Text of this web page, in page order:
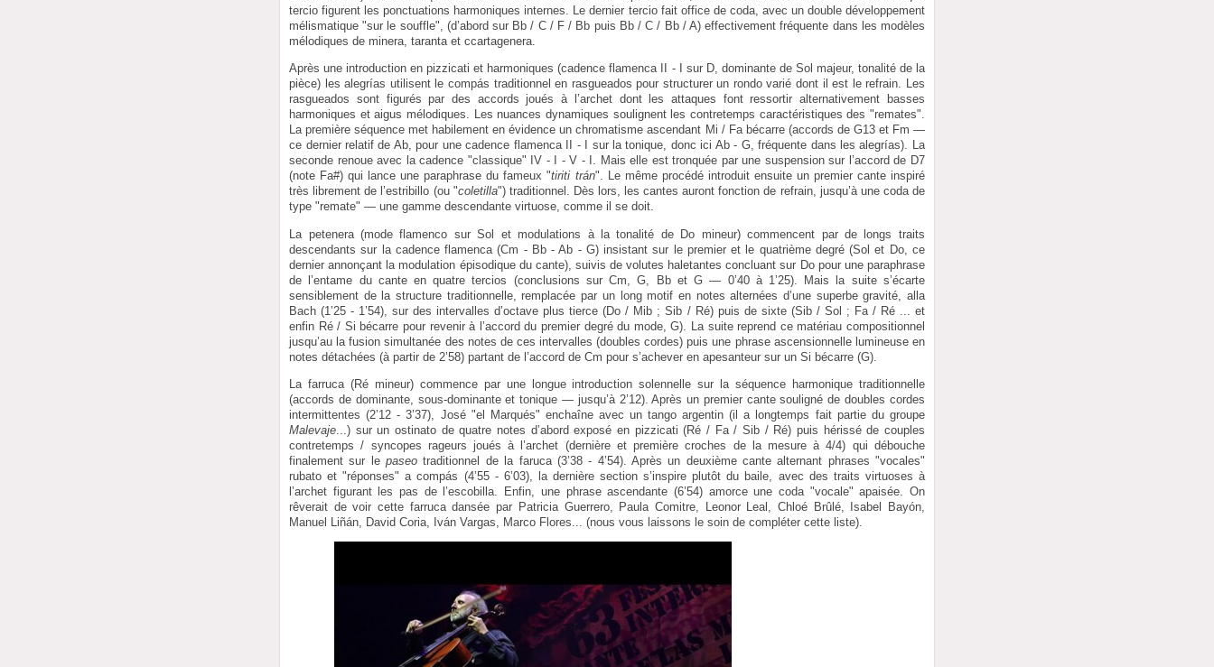
tercio figurent les ponctuations harmoniques internes. Le dernier tercio fait office de coda, avec un double développement
mélismatique "sur le souffle", (d’abord sur Bb / C / F / Bb puis Bb / C / Bb / A) effectivement fréquente dans les modèles
mélodiques de minera, taranta et ccartagenera.
Après une introduction en pizzicati et harmoniques (cadence flamenca II - I sur D, dominante de Sol majeur, tonalité de la
pièce) les alegrías utilisent le compás traditionnel en rasgueados pour structurer un rondo varié dont il est le refrain. Les
rasgueados sont figurés par des accords joués à l’archet dont les attaques font ressortir alternativement basses
harmoniques et aigus mélodiques. Les nuances dynamiques soulignent les contretemps caractéristiques des "remates".
La première séquence met habilement en évidence un chromatisme ascendant Mi / Fa bécarre (accords de G13 et Fm —
ce dernier relatif de Ab, pour une cadence flamenca II - I sur la tonique, donc ici Ab - G, fréquente dans les alegrías). La
seconde renoue avec la cadence "classique" IV - I - V - I. Mais elle est tronquée par une suspension sur l’accord de D7
(note Fa#) qui lance une paraphrase du fameux "tiriti trán". Le même procédé introduit ensuite un premier cante inspiré
très librement de l’estribillo (ou "coletilla") traditionnel. Dès lors, les cantes auront fonction de refrain, jusqu’à une coda de
type "remate" — une gamme descendante virtuose, comme il se doit.
La petenera (mode flamenco sur Sol et modulations à la tonalité de Do mineur) commencent par de longs traits
descendants sur la cadence flamenca (Cm - Bb - Ab - G) insistant sur le premier et le quatrième degré (Sol et Do, ce
dernier annonçant la modulation épisodique du cante), suivis de volutes haletantes concluant sur Do pour une paraphrase
de l’entame du cante en quatre tercios (conclusions sur Cm, G, Bb et G — 0’40 à 1’25). Mais la suite s’écarte
sensiblement de la structure traditionnelle, remplacée par un long motif en notes alternées d’une superbe gravité, alla
Bach (1’25 - 1’54), sur des intervalles d’octave plus tierce (Do / Mib ; Sib / Ré) puis de sixte (Sib / Sol ; Fa / Ré ... et
enfin Ré / Si bécarre pour revenir à l’accord du premier degré du mode, G). La suite reprend ce matériau compositionnel
jusqu’au la fusion simultanée des notes de ces intervalles (doubles cordes) puis une phrase ascensionnelle lumineuse en
notes détachées (à partir de 2’58) partant de l’accord de Cm pour s’achever en apesanteur sur un Si bécarre (G).
La farruca (Ré mineur) commence par une longue introduction solennelle sur la séquence harmonique traditionnelle
(accords de dominante, sous-dominante et tonique — jusqu’à 2’12). Après un premier cante souligné de doubles cordes
intermittentes (2’12 - 3’37), José "el Marqués" enchaîne avec un tango argentin (il a longtemps fait partie du groupe
Malevaje ...) sur un ostinato de quatre notes d’abord exposé en pizzicati (Ré / Fa / Sib / Ré) puis hérissé de couples
contretemps / syncopes rageurs joués à l’archet (dernière et première croches de la mesure à 4/4) qui débouche
finalement sur lepaseo traditionnel de la faruca (3’38 - 4’54). Après un deuxième cante alternant phrases "vocales"
rubato et "réponses" a compás (4’55 - 6’03), la dernière section s’inspire plutôt du baile, avec des traits virtuoses à
l’archet figurant les pas de l’escobilla. Enfin, une phrase ascendante (6’54) amorce une coda "vocale" apaisée. On
rêverait de voir cette farruca dansée par Patricia Guerrero, Paula Comitre, Leonor Leal, Chloé Brûlé, Isabel Bayón,
Manuel Liñán, David Coria, Iván Vargas, Marco Flores... (nous vous laissons le soin de compléter cette liste).